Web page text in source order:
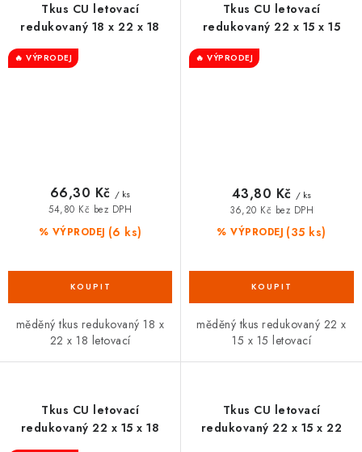
Tkus CU letovací
redukovaný 18 x 22 x 18
🔥 VÝPRODEJ
% VÝPRODEJ (6 ks)
54,80 Kč bez DPH
66,30 Kč / ks
měděný tkus redukovaný 18 x
22 x 18 letovací
Tkus CU letovací
redukovaný 22 x 15 x 15
🔥 VÝPRODEJ
% VÝPRODEJ (35 ks)
36,20 Kč bez DPH
43,80 Kč / ks
měděný tkus redukovaný 22 x
15 x 15 letovací
Tkus CU letovací
redukovaný 22 x 15 x 18
Tkus CU letovací
redukovaný 22 x 15 x 22